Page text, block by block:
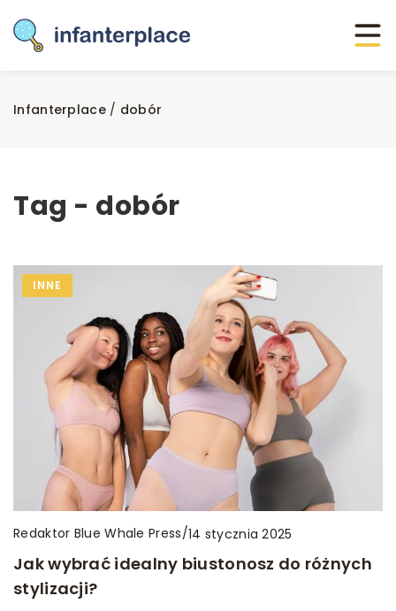
Infanterplace/ dobór
Tag - dobór
INNE
Redaktor Blue Whale Press/14 stycznia 2025
Jak wybrać idealny biustonosz do różnych
stylizacji?